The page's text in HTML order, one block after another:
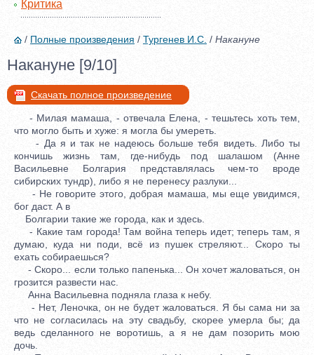
Критика
/ Полные произведения / Тургенев И.С. / Накануне
Накануне [9/10]
Скачать полное произведение
- Милая мамаша, - отвечала Елена, - тешьтесь хоть тем,
что могло быть и хуже: я могла бы умереть.
- Да я и так не надеюсь больше тебя видеть. Либо ты
кончишь жизнь там, где-нибудь под шалашом (Анне
Васильевне Болгария представлялась чем-то вроде
сибирских тундр), либо я не перенесу разлуки...
- Не говорите этого, добрая мамаша, мы еще увидимся,
бог даст. А в
Болгарии такие же города, как и здесь.
- Какие там города! Там война теперь идет; теперь там, я
думаю, куда ни поди, всё из пушек стреляют... Скоро ты
ехать собираешься?
- Скоро... если только папенька... Он хочет жаловаться, он
грозится развести нас.
Анна Васильевна подняла глаза к небу.
- Нет, Леночка, он не будет жаловаться. Я бы сама ни за
что не согласилась на эту свадьбу, скорее умерла бы; да
ведь сделанного не воротишь, а я не дам позорить мою
дочь.